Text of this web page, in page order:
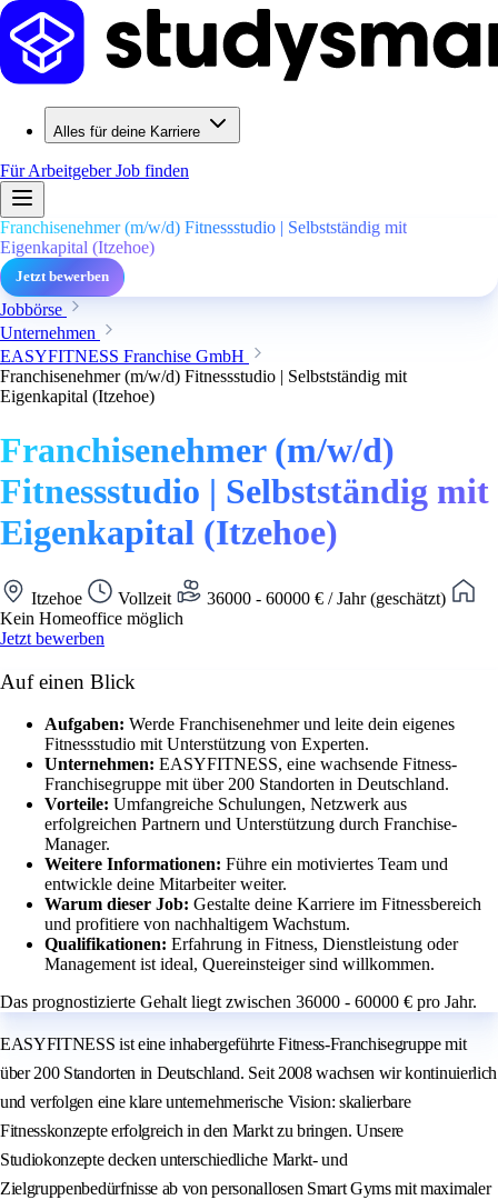
Alles für deine Karriere
Für ArbeitgeberJob finden
Franchisenehmer (m/w/d) Fitnessstudio | Selbstständig mit
Eigenkapital (Itzehoe)
Jetzt bewerben
Jobbörse
Unternehmen
EASYFITNESS Franchise GmbH
Franchisenehmer (m/w/d) Fitnessstudio | Selbstständig mit
Eigenkapital (Itzehoe)
Franchisenehmer (m/w/d)
Fitnessstudio | Selbstständig mit
Eigenkapital (Itzehoe)
Itzehoe Vollzeit
36000 - 60000 € / Jahr (geschätzt)
Kein Homeoffice möglich
Jetzt bewerben
Auf einen Blick
Aufgaben: Werde Franchisenehmer und leite dein eigenes
Fitnessstudio mit Unterstützung von Experten.
Unternehmen: EASYFITNESS, eine wachsende Fitness-
Franchisegruppe mit über 200 Standorten in Deutschland.
Vorteile: Umfangreiche Schulungen, Netzwerk aus
erfolgreichen Partnern und Unterstützung durch Franchise-
Manager.
Weitere Informationen: Führe ein motiviertes Team und
entwickle deine Mitarbeiter weiter.
Warum dieser Job: Gestalte deine Karriere im Fitnessbereich
und profitiere von nachhaltigem Wachstum.
Qualifikationen: Erfahrung in Fitness, Dienstleistung oder
Management ist ideal, Quereinsteiger sind willkommen.
Das prognostizierte Gehalt liegt zwischen 36000 - 60000 € pro Jahr.
EASYFITNESS ist eine inhabergeführte Fitness-Franchisegruppe mit
über 200 Standorten in Deutschland. Seit 2008 wachsen wir kontinuierlich
und verfolgen eine klare unternehmerische Vision: skalierbare
Fitnesskonzepte erfolgreich in den Markt zu bringen. Unsere
Studiokonzepte decken unterschiedliche Markt- und
Zielgruppenbedürfnisse ab von personallosen Smart Gyms mit maximaler